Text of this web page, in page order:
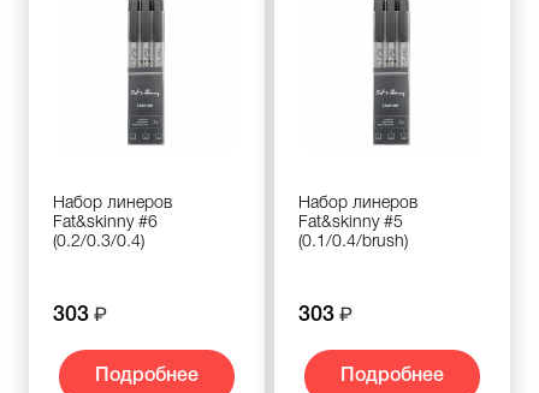
Набор линеров
Fat&skinny #6
(0.2/0.3/0.4)
303
Подробнее
Набор линеров
Fat&skinny #5
(0.1/0.4/brush)
303
Подробнее